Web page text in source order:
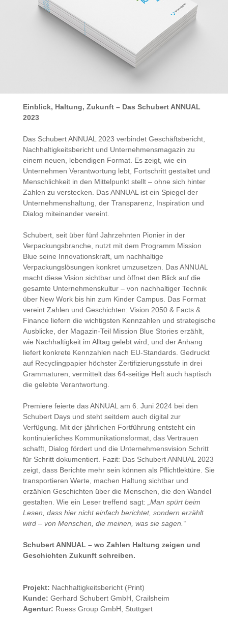
Einblick, Haltung, Zukunft – Das Schubert ANNUAL
2023
Das Schubert ANNUAL 2023 verbindet Geschäftsbericht,
Nachhaltigkeitsbericht und Unternehmensmagazin zu
einem neuen, lebendigen Format. Es zeigt, wie ein
Unternehmen Verantwortung lebt, Fortschritt gestaltet und
Menschlichkeit in den Mittelpunkt stellt – ohne sich hinter
Zahlen zu verstecken. Das ANNUAL ist ein Spiegel der
Unternehmenshaltung, der Transparenz, Inspiration und
Dialog miteinander vereint.
Schubert, seit über fünf Jahrzehnten Pionier in der
Verpackungsbranche, nutzt mit dem Programm Mission
Blue seine Innovationskraft, um nachhaltige
Verpackungslösungen konkret umzusetzen. Das ANNUAL
macht diese Vision sichtbar und öffnet den Blick auf die
gesamte Unternehmenskultur – von nachhaltiger Technik
über New Work bis hin zum Kinder Campus. Das Format
vereint Zahlen und Geschichten: Vision 2050 & Facts &
Finance liefern die wichtigsten Kennzahlen und strategische
Ausblicke, der Magazin-Teil Mission Blue Stories erzählt,
wie Nachhaltigkeit im Alltag gelebt wird, und der Anhang
liefert konkrete Kennzahlen nach EU-Standards. Gedruckt
auf Recyclingpapier höchster Zertifizierungsstufe in drei
Grammaturen, vermittelt das 64-seitige Heft auch haptisch
die gelebte Verantwortung.
Premiere feierte das ANNUAL am 6. Juni 2024 bei den
Schubert Days und steht seitdem auch digital zur
Verfügung. Mit der jährlichen Fortführung entsteht ein
kontinuierliches Kommunikationsformat, das Vertrauen
schafft, Dialog fördert und die Unternehmensvision Schritt
für Schritt dokumentiert. Fazit: Das Schubert ANNUAL 2023
zeigt, dass Berichte mehr sein können als Pflichtlektüre. Sie
transportieren Werte, machen Haltung sichtbar und
erzählen Geschichten über die Menschen, die den Wandel
gestalten. Wie ein Leser treffend sagt:
„Man spürt beim
Lesen, dass hier nicht einfach berichtet, sondern erzählt
wird – von Menschen, die meinen, was sie sagen.“
Schubert ANNUAL – wo Zahlen Haltung zeigen und
Geschichten Zukunft schreiben.
Projekt: Nachhaltigkeitsbericht (Print)
Kunde: Gerhard Schubert GmbH, Crailsheim
Agentur: Ruess Group GmbH, Stuttgart